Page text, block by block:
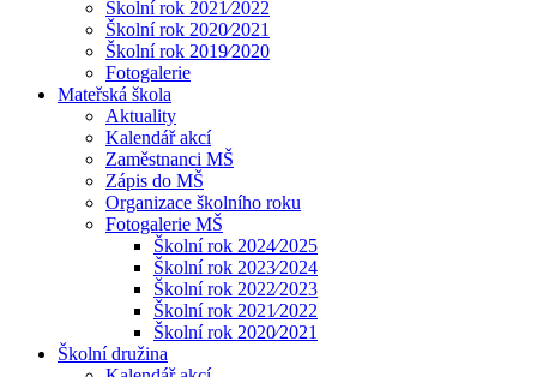
Školní rok 2021⁄2022
Školní rok 2020⁄2021
Školní rok 2019⁄2020
Fotogalerie
Mateřská škola
Aktuality
Kalendář akcí
Zaměstnanci MŠ
Zápis do MŠ
Organizace školního roku
Fotogalerie MŠ
Školní rok 2024⁄2025
Školní rok 2023⁄2024
Školní rok 2022⁄2023
Školní rok 2021⁄2022
Školní rok 2020⁄2021
Školní družina